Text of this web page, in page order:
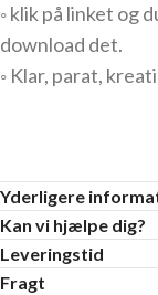
◦ klik på linket og
download det.
◦ Klar, parat,
Yderligere
Kan vi hjælpe dig?
Leveringstid
Fragt